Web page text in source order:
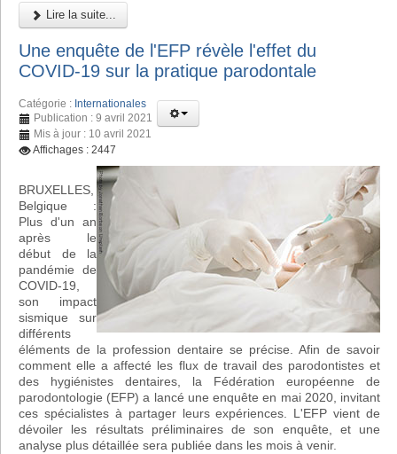
Lire la suite...
Une enquête de l'EFP révèle l'effet du
COVID-19 sur la pratique parodontale
Catégorie : Internationales
Publication : 9 avril 2021
Mis à jour : 10 avril 2021
Affichages : 2447
BRUXELLES,
Belgique :
Plus d'un an
après le
début de la
pandémie de
COVID-19,
son impact
sismique sur
différents
éléments de la profession dentaire se précise. Afin de savoir
comment elle a affecté les flux de travail des parodontistes et
des hygiénistes dentaires, la Fédération européenne de
parodontologie (EFP) a lancé une enquête en mai 2020, invitant
ces spécialistes à partager leurs expériences. L'EFP vient de
dévoiler les résultats préliminaires de son enquête, et une
analyse plus détaillée sera publiée dans les mois à venir.